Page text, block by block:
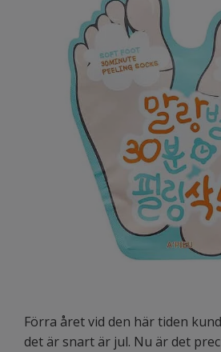
Förra året vid den här tiden
det är snart är jul. Nu är det